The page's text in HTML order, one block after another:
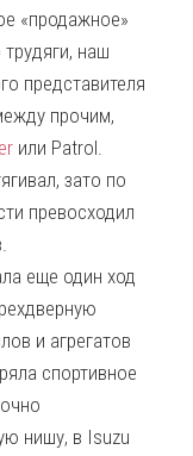
«продажное»
наш
представителя
прочим,
или Patrol.
зато по
превосходил
еще один ход
и агрегатов
спортивное
нишу, в Isuzu